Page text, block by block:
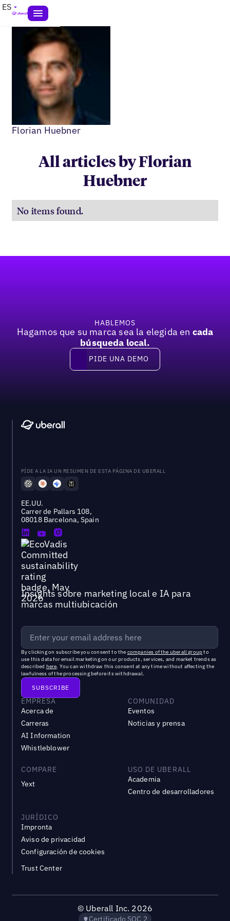
ES
Florian Huebner
All articles by Florian
Huebner
No items found.
HABLEMOS
Hagamos que su marca sea la elegida en cada
búsqueda local.
Pide una demo
PIDE UNA DEMO
PÍDE A LA IA UN RESUMEN DE ESTA PÁGINA DE UBERALL
EE.UU.
Carrer de Pallars 108,
08018 Barcelona, Spain
Insights sobre marketing local e IA para
marcas multiubicación
By clicking on subscribe you consent to the companies of the uberall groupto
use this data for email marketing on our products, services, and market trends as
described here. You can withdraw this consent at any time without affecting the
lawfulness of the processing before its withdrawal.
EMPRESA
Acerca de
Carreras
AI Information
Whistleblower
COMUNIDAD
Eventos
Noticias y prensa
COMPARE
Yext
USO DE UBERALL
Academia
Centro de desarrolladores
JURÍDICO
Impronta
Aviso de privacidad
Configuración de cookies
Trust Center
© Uberall Inc. 2026